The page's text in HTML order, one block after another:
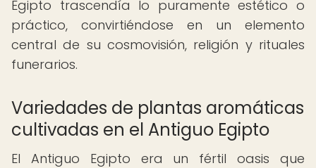
Egipto trascendía lo puramente estético o
práctico, convirtiéndose en un elemento
central de su cosmovisión, religión y rituales
funerarios.
Variedades de plantas aromáticas
cultivadas en el Antiguo Egipto
El Antiguo Egipto era un fértil oasis que